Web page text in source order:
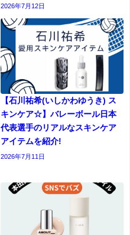
2026年7月12日
【石川祐希(いしかわゆうき) ス
キンケア☆】バレーボール日本
代表選手のリアルなスキンケア
アイテムを紹介!
2026年7月11日